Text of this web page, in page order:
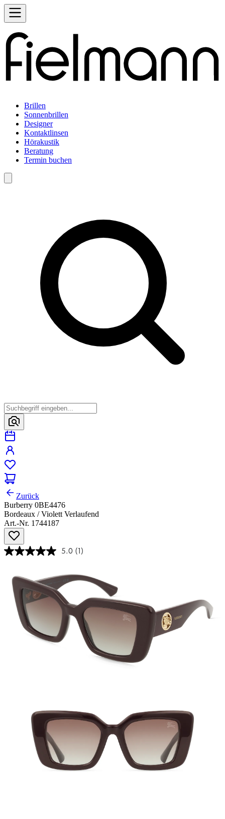
Brillen
Sonnenbrillen
Designer
Kontaktlinsen
Hörakustik
Beratung
Termin buchen
Zurück
Burberry 0BE4476
Bordeaux / Violett Verlaufend
Art.-Nr. 1744187
5.0 (1)